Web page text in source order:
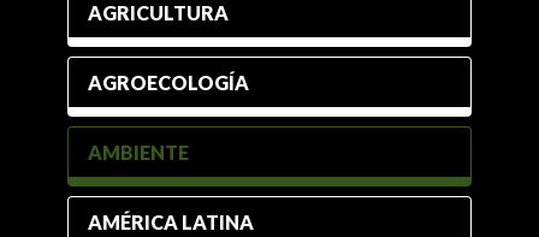
AGRICULTURA
AGROECOLOGÍA
AMBIENTE
AMÉRICA LATINA